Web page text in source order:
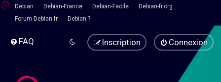
Debian Debian-France Debian-Facile
Debian-fr.org
Forum-Debian.fr
Debian ?
FAQ Connexion
Inscription